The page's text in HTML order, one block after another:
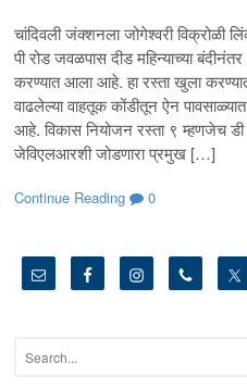
चांदिवली जंक्शनला जोगेश्वरी विक्रोळी
पी रोड जवळपास दीड महिन्याच्या
करण्यात आला आहे. हा रस्ता खुला
वाढलेल्या वाहतूक कोंडीतून ऐन
आहे. विकास नियोजन रस्ता ९ म्हणजेच डी
जेविएलआरशी जोडणारा प्रमुख […]
Continue Reading 0